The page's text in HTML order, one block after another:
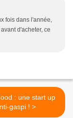
fois dans l'année,
d'acheter, ce
: une start up
anti-gaspi ! >